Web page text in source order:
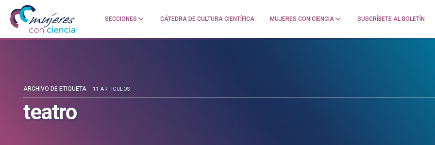
Mujeres
Científica
Científica
SECCIONES CÁTEDRA DE CULTURA CIENTÍFICA MUJERES CON CIENCIA SUSCRÍBETE AL BOLETÍN
teatro
ARCHIVO DE ETIQUETA 11 ARTÍCULOS